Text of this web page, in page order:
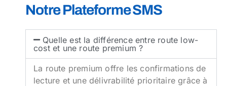
Notre Plateforme SMS
Quelle est la différence entre route low-
cost et une route premium ?
La route premium offre les confirmations de
lecture et une délivrabilité prioritaire grâce à